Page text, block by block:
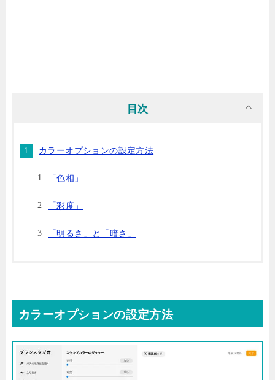
目次
カラーオプションの設定方法
「色相」
「彩度」
「明るさ」と「暗さ」
カラーオプションの設定方法